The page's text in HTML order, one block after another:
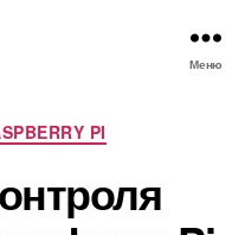
Меню
PI